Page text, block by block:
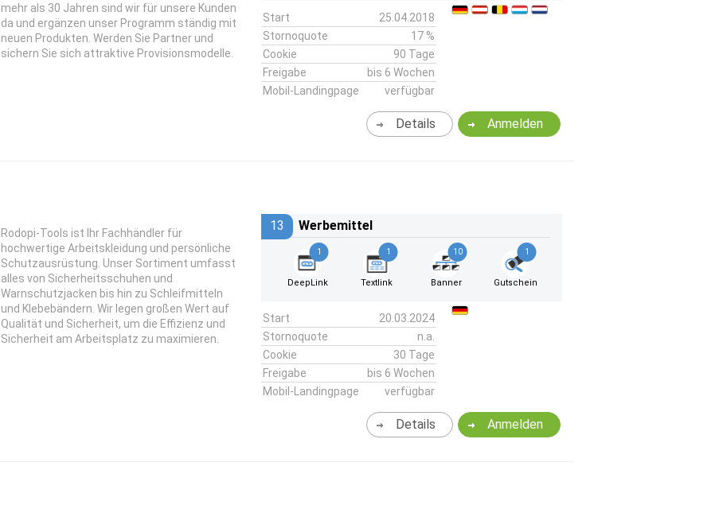
mehr als 30 Jahren sind wir für unsere Kunden
da und ergänzen unser Programm ständig mit
neuen Produkten. Werden Sie Partner und
sichern Sie sich attraktive Provisionsmodelle.
Start
25.04.2018
Stornoquote
17 %
Cookie
90 Tage
Freigabe
bis 6 Wochen
Mobil-Landingpage
verfügbar
Anmelden
Details
Rodopi-Tools ist Ihr Fachhändler für
hochwertige Arbeitskleidung und persönliche
Schutzausrüstung. Unser Sortiment umfasst
alles von Sicherheitsschuhen und
Warnschutzjacken bis hin zu Schleifmitteln
und Klebebändern. Wir legen großen Wert auf
Qualität und Sicherheit, um die Effizienz und
Sicherheit am Arbeitsplatz zu maximieren.
13 Werbemittel
1
DeepLink
1
Textlink
10
Banner
1
Gutschein
Start
20.03.2024
Stornoquote
n.a.
Cookie
30 Tage
Freigabe
bis 6 Wochen
Mobil-Landingpage
verfügbar
Anmelden
Details